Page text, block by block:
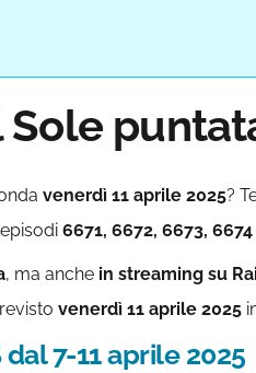
venerdì 11 aprile 2025?
6671, 6672, 6673, 6674
, ma anche in streaming su
venerdì 11 aprile 2025
dal 7-11 aprile 2025